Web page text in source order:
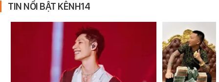
TIN NỔI BẬT KÊNH14